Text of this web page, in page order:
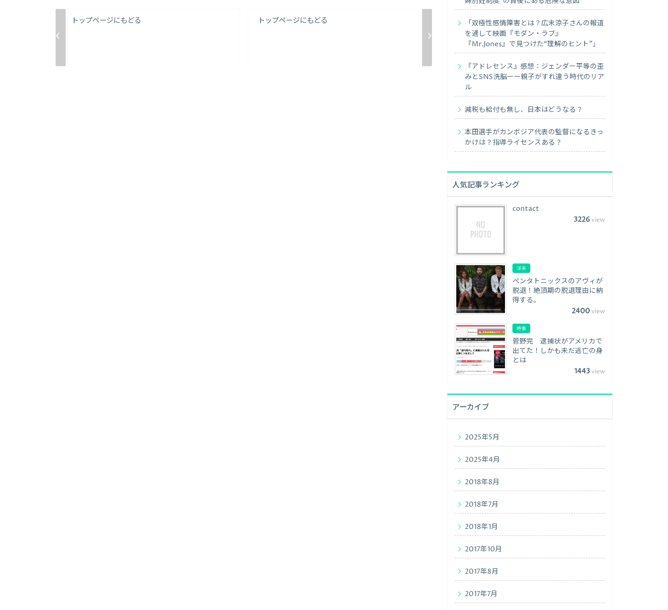
トップページにもどる トップページにもどる
「双極性感情障害とは？広末涼子さんの報道
を通して映画『モダン・ラブ』
『Mr.Jones』で見つけた“理解のヒント”」
『アドレセンス』感想：ジェンダー平等の歪
みとSNS洗脳ーー親子がすれ違う時代のリア
ル
減税も給付も無し、日本はどうなる？
本田選手がカンボジア代表の監督になるきっ
かけは？指導ライセンスある？
人気記事ランキング
contact
3226view
洋楽
ペンタトニックスのアヴィが
脱退！絶頂期の脱退理由に納
得する。
2400view
時事
菅野完 逮捕状がアメリカで
出てた！しかも未だ逃亡の身
とは
1443view
アーカイブ
2025年5月
2025年4月
2018年8月
2018年7月
2018年1月
2017年10月
2017年8月
2017年7月